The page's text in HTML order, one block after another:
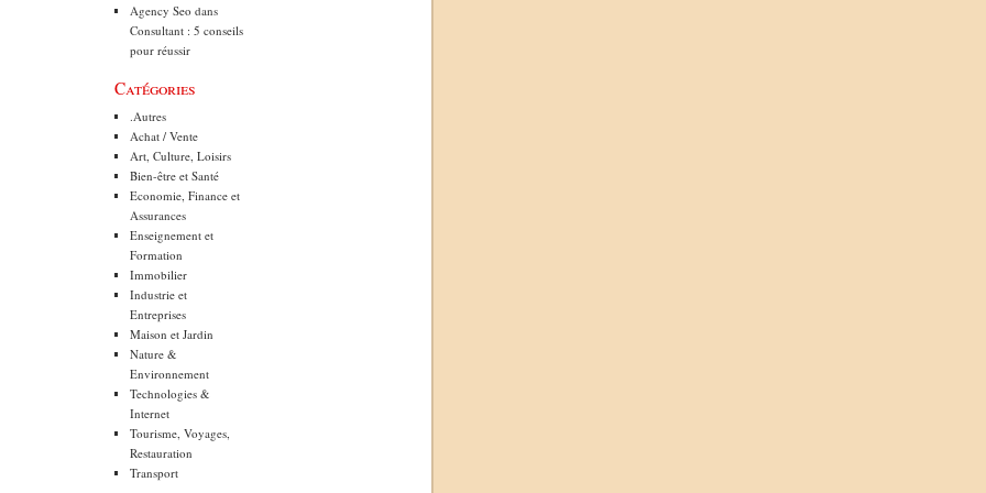
Agency Seo dans
Consultant : 5 conseils
pour réussir
Catégories
.Autres
Achat / Vente
Art, Culture, Loisirs
Bien-être et Santé
Economie, Finance et
Assurances
Enseignement et
Formation
Immobilier
Industrie et
Entreprises
Maison et Jardin
Nature &
Environnement
Technologies &
Internet
Tourisme, Voyages,
Restauration
Transport